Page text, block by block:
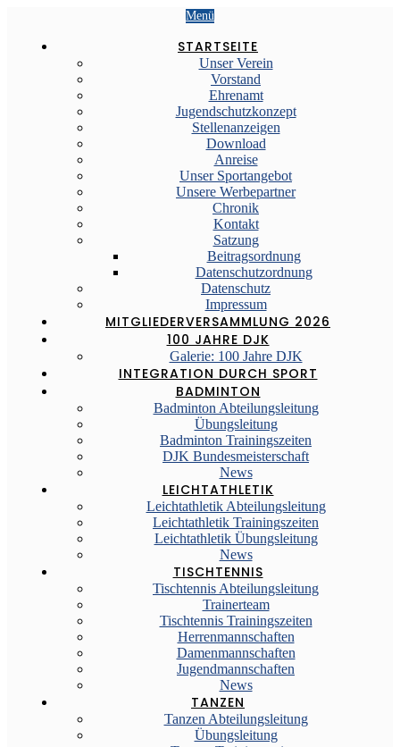
Menü
STARTSEITE
Unser Verein
Vorstand
Ehrenamt
Jugendschutzkonzept
Stellenanzeigen
Download
Anreise
Unser Sportangebot
Unsere Werbepartner
Chronik
Kontakt
Satzung
Beitragsordnung
Datenschutzordnung
Datenschutz
Impressum
MITGLIEDERVERSAMMLUNG 2026
100 JAHRE DJK
Galerie: 100 Jahre DJK
INTEGRATION DURCH SPORT
BADMINTON
Badminton Abteilungsleitung
Übungsleitung
Badminton Trainingszeiten
DJK Bundesmeisterschaft
News
LEICHTATHLETIK
Leichtathletik Abteilungsleitung
Leichtathletik Trainingszeiten
Leichtathletik Übungsleitung
News
TISCHTENNIS
Tischtennis Abteilungsleitung
Trainerteam
Tischtennis Trainingszeiten
Herrenmannschaften
Damenmannschaften
Jugendmannschaften
News
TANZEN
Tanzen Abteilungsleitung
Übungsleitung